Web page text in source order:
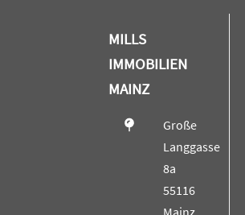
MILLS
IMMOBILIEN
MAINZ
Große
Langgasse
8a
55116
Mainz